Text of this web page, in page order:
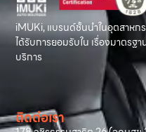
iMUKi, แบรนด์ชั้นนำในอุตสาห
ได้รับการยอมรับใน เรื่องมาตร
บริการ
ติดต่อเรา